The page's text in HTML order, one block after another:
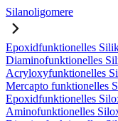
Silanoligomere
Epoxidfunktionelles
Diaminofunktionelles
Acryloxyfunktionelles
Mercapto funktionelles
Epoxidfunktionelles
Aminofunktionelles